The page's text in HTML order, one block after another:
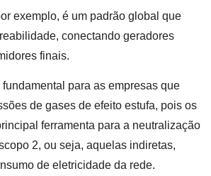
exemplo, é um padrão global que
conectando geradores
finais.
para as empresas que
de gases de efeito estufa, pois os
ferramenta para a neutralização
2, ou seja, aquelas indiretas,
de eletricidade da rede.